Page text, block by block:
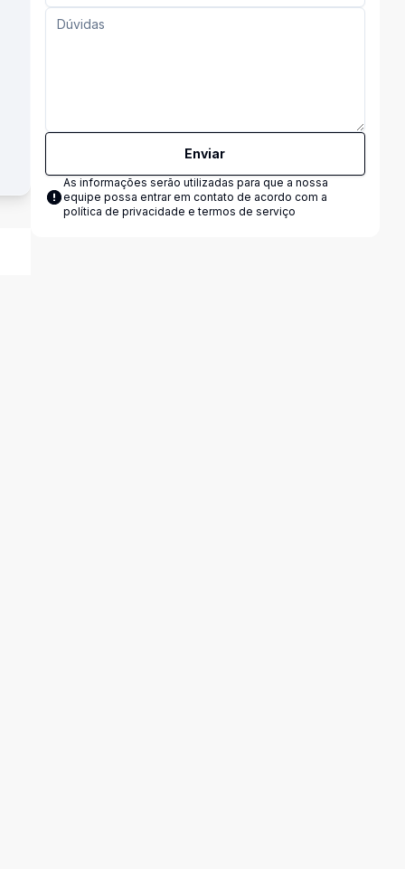
Enviar
As informações serão utilizadas para que a nossa
equipe possa entrar em contato de acordo com a
política de privacidade e termos de serviço